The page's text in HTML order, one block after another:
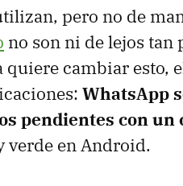
pero no de
no son ni de lejos tan
quiere cambiar esto,
WhatsApp
pendientes con un
verde en Android.